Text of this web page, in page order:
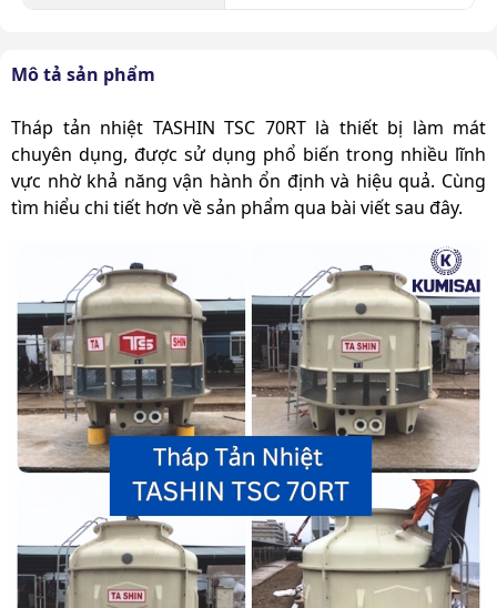
Mô tả sản phẩm
Tháp tản nhiệt TASHIN TSC 70RTlà thiết bị làm mát
chuyên dụng, được sử dụng phổ biến trong nhiều lĩnh
vực nhờ khả năng vận hành ổn định và hiệu quả. Cùng
tìm hiểu chi tiết hơn về sản phẩm qua bài viết sau đây.